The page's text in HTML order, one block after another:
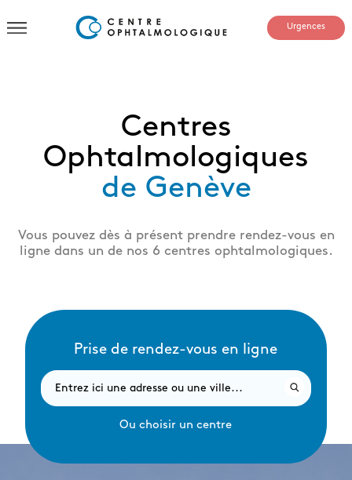
Urgences
Centres
Ophtalmologiques
de Genève
Vous pouvez dès à présent prendre rendez-vous en
ligne dans un de nos 6 centres ophtalmologiques.
Prise de rendez-vous en ligne
Ou choisir un centre